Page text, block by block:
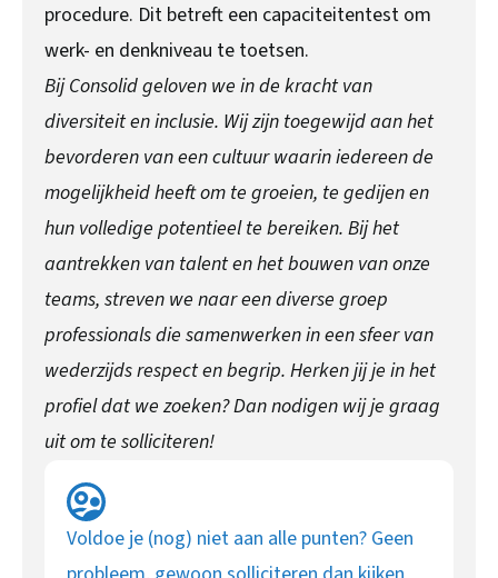
procedure. Dit betreft een capaciteitentest om
werk- en denkniveau te toetsen.
Bij Consolid geloven we in de kracht van
diversiteit en inclusie. Wij zijn toegewijd aan het
bevorderen van een cultuur waarin iedereen de
mogelijkheid heeft om te groeien, te gedijen en
hun volledige potentieel te bereiken. Bij het
aantrekken van talent en het bouwen van onze
teams, streven we naar een diverse groep
professionals die samenwerken in een sfeer van
wederzijds respect en begrip. Herken jij je in het
profiel dat we zoeken? Dan nodigen wij je graag
uit om te solliciteren!
Voldoe je (nog) niet aan alle punten? Geen